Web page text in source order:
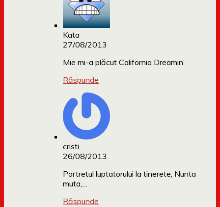
Kata
27/08/2013
Mie mi-a plăcut California Dreamin’
Răspunde
cristi
26/08/2013
Portretul luptatorului la tinerete, Nunta
muta,…
Răspunde